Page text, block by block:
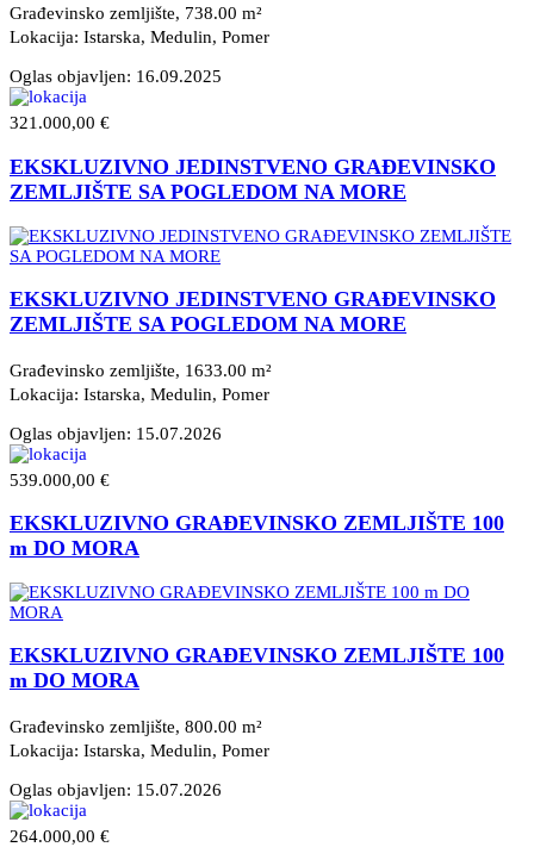
Građevinsko zemljište, 738.00 m²
Lokacija: Istarska, Medulin, Pomer
Oglas objavljen: 16.09.2025
321.000,00 €
EKSKLUZIVNO JEDINSTVENO GRAĐEVINSKO
ZEMLJIŠTE SA POGLEDOM NA MORE
EKSKLUZIVNO JEDINSTVENO GRAĐEVINSKO
ZEMLJIŠTE SA POGLEDOM NA MORE
Građevinsko zemljište, 1633.00 m²
Lokacija: Istarska, Medulin, Pomer
Oglas objavljen: 15.07.2026
539.000,00 €
EKSKLUZIVNO GRAĐEVINSKO ZEMLJIŠTE 100
m DO MORA
EKSKLUZIVNO GRAĐEVINSKO ZEMLJIŠTE 100
m DO MORA
Građevinsko zemljište, 800.00 m²
Lokacija: Istarska, Medulin, Pomer
Oglas objavljen: 15.07.2026
264.000,00 €